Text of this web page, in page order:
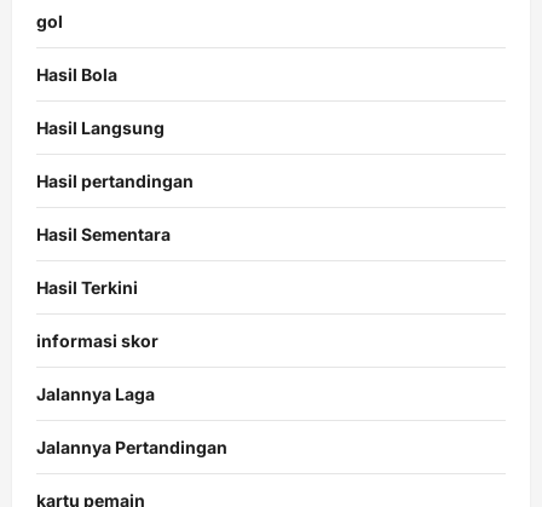
gol
Hasil Bola
Hasil Langsung
Hasil pertandingan
Hasil Sementara
Hasil Terkini
informasi skor
Jalannya Laga
Jalannya Pertandingan
kartu pemain